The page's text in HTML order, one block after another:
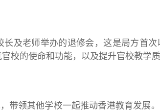
老师举办的退修会，这是局方首次
校的使命和功能，以及提升官校教学
领其他学校一起推动香港教育发展